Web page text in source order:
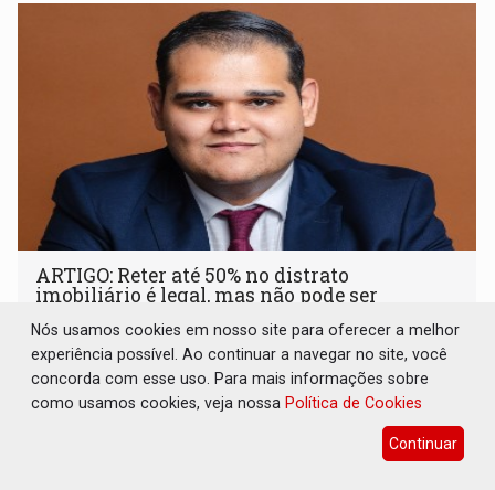
ARTIGO: Reter até 50% no distrato
imobiliário é legal, mas não pode ser
Geral 08 de Agosto de 2026 às 10:39
A compra de um imóvel na planta costuma envolver anos
de planejamento
Nós usamos cookies em nosso site para oferecer a melhor
experiência possível. Ao continuar a navegar no site, você
concorda com esse uso. Para mais informações sobre
como usamos cookies, veja nossa Política de Cookies
Continuar